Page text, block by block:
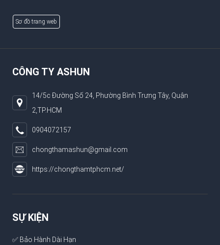
Sơ đồ trang web
CÔNG TY ASHUN
14/5c Đường Số 24, Phường Bình Trưng Tây, Quận
2,TP.HCM
0904072157
chongthamashun@gmail.com
https://chongthamtphcm.net/
SỰ KIỆN
✅ Bảo Hành Dài Hạn